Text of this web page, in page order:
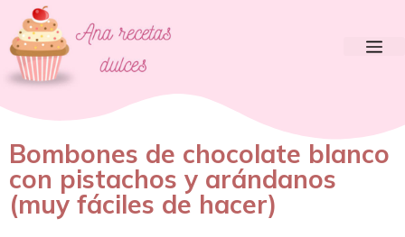
Bombones de chocolate blanco
con pistachos y arándanos
(muy fáciles de hacer)